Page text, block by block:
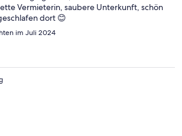
Vermieterin, saubere Unterkunft, schön
dort 😊
im Juli 2024